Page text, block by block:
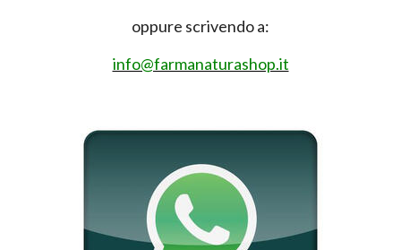
oppure scrivendo a:
info@farmanaturashop.it